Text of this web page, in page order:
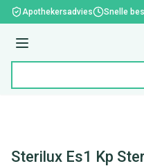
Ga naar de inhoud
Apothekersadvies Snelle
Menu
Sterilux Es1 Kp